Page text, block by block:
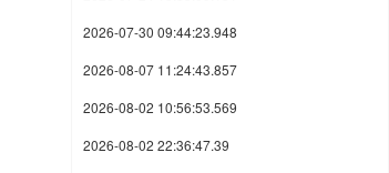
2026-07-30 09:44:23.948
2026-08-07 11:24:43.857
2026-08-02 10:56:53.569
2026-08-02 22:36:47.39